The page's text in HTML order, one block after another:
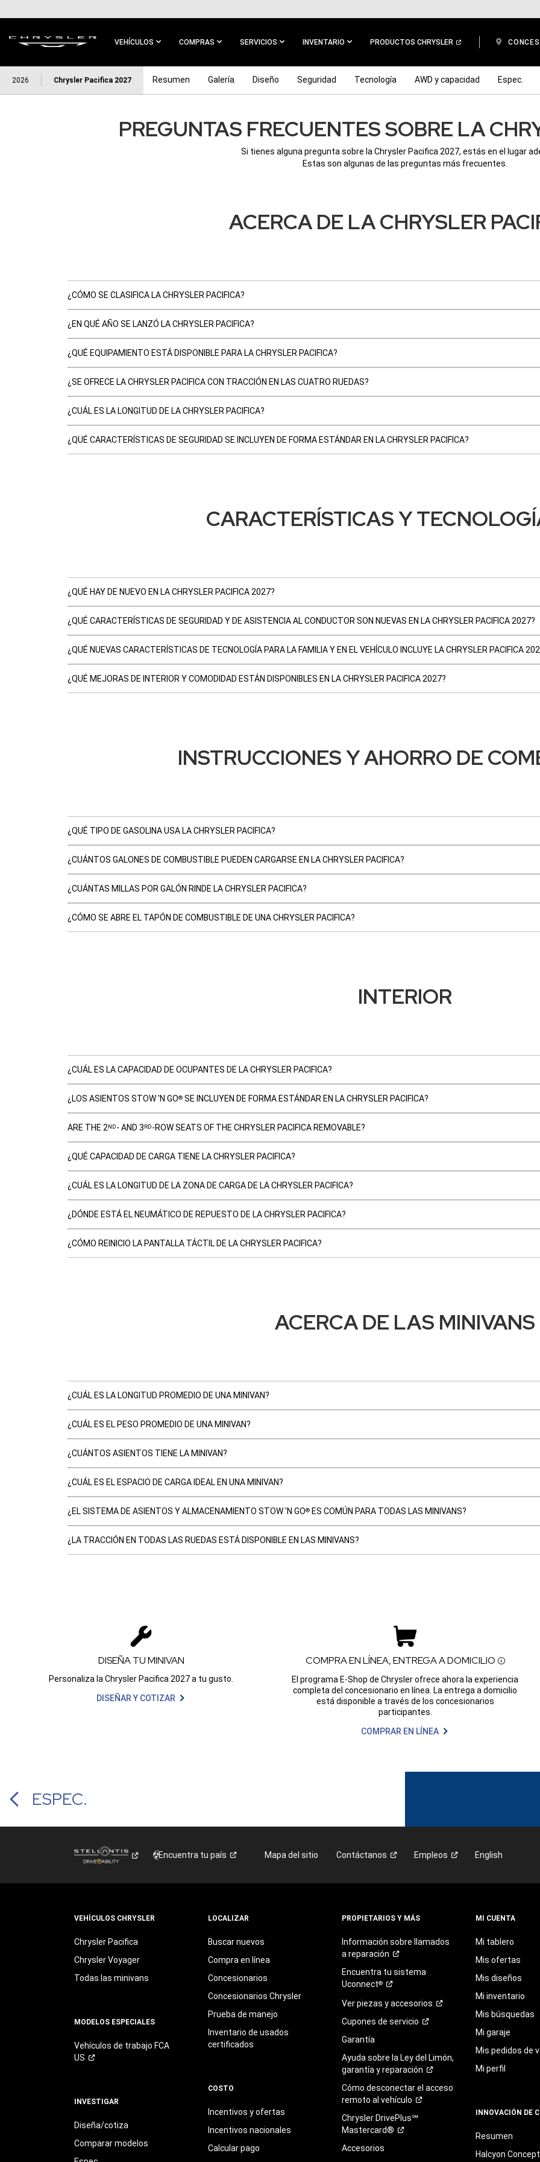
CONTENIDO
VEHÍCULOS COMPRAS SERVICIOS INVENTARIO PRODUCTOS CHRYSLER
IR A
NAVEGACIÓN
PRINCIPAL
2026 Chrysler Pacifica 2027 Resumen Galería Diseño Seguridad Tecnología AWD y capacidad Espec.
PREGUNTAS FRECUENTES SOBRE LA
Si tienes alguna pregunta sobre la Chrysler Pacifica 2027, estás en el lugar
Estas son algunas de las preguntas más frecuentes.
ACERCA DE LA CHRYSLER
¿CÓMO SE CLASIFICA LA CHRYSLER PACIFICA?
¿EN QUÉ AÑO SE LANZÓ LA CHRYSLER PACIFICA?
¿QUÉ EQUIPAMIENTO ESTÁ DISPONIBLE PARA LA CHRYSLER PACIFICA?
¿SE OFRECE LA CHRYSLER PACIFICA CON TRACCIÓN EN LAS CUATRO RUEDAS?
¿CUÁL ES LA LONGITUD DE LA CHRYSLER PACIFICA?
¿QUÉ CARACTERÍSTICAS DE SEGURIDAD SE INCLUYEN DE FORMA ESTÁNDAR EN LA CHRYSLER PACIFICA?
CARACTERÍSTICAS Y
¿QUÉ HAY DE NUEVO EN LA CHRYSLER PACIFICA 2027?
¿QUÉ CARACTERÍSTICAS DE SEGURIDAD Y DE ASISTENCIA AL CONDUCTOR SON NUEVAS EN LA CHRYSLER PACIFICA 2027?
¿QUÉ NUEVAS CARACTERÍSTICAS DE TECNOLOGÍA PARA LA FAMILIA Y EN EL VEHÍCULO INCLUYE LA CHRYSLER PACIFICA
¿QUÉ MEJORAS DE INTERIOR Y COMODIDAD ESTÁN DISPONIBLES EN LA CHRYSLER PACIFICA 2027?
INSTRUCCIONES Y AHORRO DE
¿QUÉ TIPO DE GASOLINA USA LA CHRYSLER PACIFICA?
¿CUÁNTOS GALONES DE COMBUSTIBLE PUEDEN CARGARSE EN LA CHRYSLER PACIFICA?
¿CUÁNTAS MILLAS POR GALÓN RINDE LA CHRYSLER PACIFICA?
¿CÓMO SE ABRE EL TAPÓN DE COMBUSTIBLE DE UNA CHRYSLER PACIFICA?
INTERIOR
¿CUÁL ES LA CAPACIDAD DE OCUPANTES DE LA CHRYSLER PACIFICA?
¿LOS ASIENTOS STOW 'N GO® SE INCLUYEN DE FORMA ESTÁNDAR EN LA CHRYSLER PACIFICA?
ARE THE 2ND- AND 3RD-ROW SEATS OF THE CHRYSLER PACIFICA REMOVABLE?
¿QUÉ CAPACIDAD DE CARGA TIENE LA CHRYSLER PACIFICA?
¿CUÁL ES LA LONGITUD DE LA ZONA DE CARGA DE LA CHRYSLER PACIFICA?
¿DÓNDE ESTÁ EL NEUMÁTICO DE REPUESTO DE LA CHRYSLER PACIFICA?
¿CÓMO REINICIO LA PANTALLA TÁCTIL DE LA CHRYSLER PACIFICA?
ACERCA DE LAS MINIVANS
¿CUÁL ES LA LONGITUD PROMEDIO DE UNA MINIVAN?
¿CUÁL ES EL PESO PROMEDIO DE UNA MINIVAN?
¿CUÁNTOS ASIENTOS TIENE LA MINIVAN?
¿CUÁL ES EL ESPACIO DE CARGA IDEAL EN UNA MINIVAN?
¿EL SISTEMA DE ASIENTOS Y ALMACENAMIENTO STOW 'N GO® ES COMÚN PARA TODAS LAS MINIVANS?
¿LA TRACCIÓN EN TODAS LAS RUEDAS ESTÁ DISPONIBLE EN LAS MINIVANS?
DISEÑA TU MINIVAN
Personaliza la Chrysler Pacifica 2027 a tu gusto.
DISEÑAR Y COTIZAR
COMPRA EN LÍNEA, ENTREGAA DOMICILIO Disclosure
El programa E-Shop de Chrysler ofrece ahora la experiencia
completa del concesionario en línea. La entrega a domicilio
está disponible a través de los concesionarios
participantes.
COMPRAR EN LÍNEA
ESPEC.
Encuentra tu país Mapa del sitio Contáctanos Empleos English
VEHÍCULOS CHRYSLER
Chrysler Pacifica
Chrysler Voyager
Todas las minivans
MODELOS ESPECIALES
Vehículos de trabajo FCA
US
INVESTIGAR
Diseña/cotiza
Comparar modelos
LOCALIZAR
Buscar nuevos
Compra en línea
Concesionarios
Concesionarios Chrysler
Prueba de manejo
Inventario de usados
certificados
COSTO
Incentivos y ofertas
Incentivos nacionales
Calcular pago
PROPIETARIOS Y MÁS
Información sobre llamados
a reparación
Encuentra tu sistema
Uconnect®
Ver piezas yaccesorios
Cupones de servicio
Garantía
Ayuda sobre la Ley del Limón,
garantía yreparación
Cómo desconectar el acceso
remoto al vehículo
Chrysler DrivePlus℠
Mastercard®
Accesorios
MI CUENTA
Mi tablero
Mis ofertas
Mis diseños
Mi inventario
Mis búsquedas
Mi garaje
Mis pedidos de
Mi perfil
INNOVACIÓN DE
Resumen
Halcyon Concept